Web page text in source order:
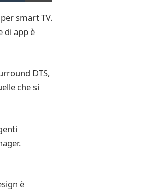
smart TV.
di app è
DTS,
che si
è